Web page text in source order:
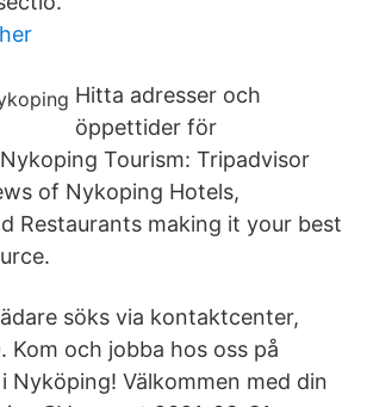
Hitta adresser och
öppettider för
Tourism: Tripadvisor
of Nykoping Hotels,
Restaurants making it your best
söks via kontaktcenter,
Kom och jobba hos oss på
Nyköping! Välkommen med din